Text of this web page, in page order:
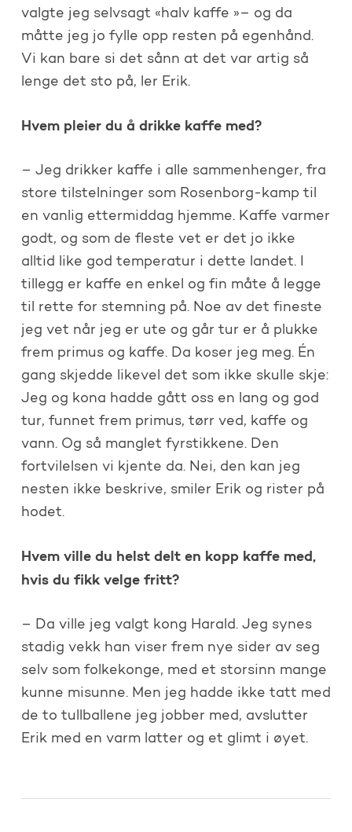
valgte jeg selvsagt «halv kaffe »– og da
måtte jeg jo fylle opp resten på egenhånd.
Vi kan bare si det sånn at det var artig så
lenge det sto på, ler Erik.
Hvem pleier du å drikke kaffe med?
– Jeg drikker kaffe i alle sammenhenger, fra
store tilstelninger som Rosenborg-kamp til
en vanlig ettermiddag hjemme. Kaffe varmer
godt, og som de fleste vet er det jo ikke
alltid like god temperatur i dette landet. I
tillegg er kaffe en enkel og fin måte å legge
til rette for stemning på. Noe av det fineste
jeg vet når jeg er ute og går tur er å plukke
frem primus og kaffe. Da koser jeg meg. Én
gang skjedde likevel det som ikke skulle skje:
Jeg og kona hadde gått oss en lang og god
tur, funnet frem primus, tørr ved, kaffe og
vann. Og så manglet fyrstikkene. Den
fortvilelsen vi kjente da. Nei, den kan jeg
nesten ikke beskrive, smiler Erik og rister på
hodet.
Hvem ville du helst delt en kopp kaffe med,
hvis du fikk velge fritt?
– Da ville jeg valgt kong Harald. Jeg synes
stadig vekk han viser frem nye sider av seg
selv som folkekonge, med et storsinn mange
kunne misunne. Men jeg hadde ikke tatt med
de to tullballene jeg jobber med, avslutter
Erik med en varm latter og et glimt i øyet.